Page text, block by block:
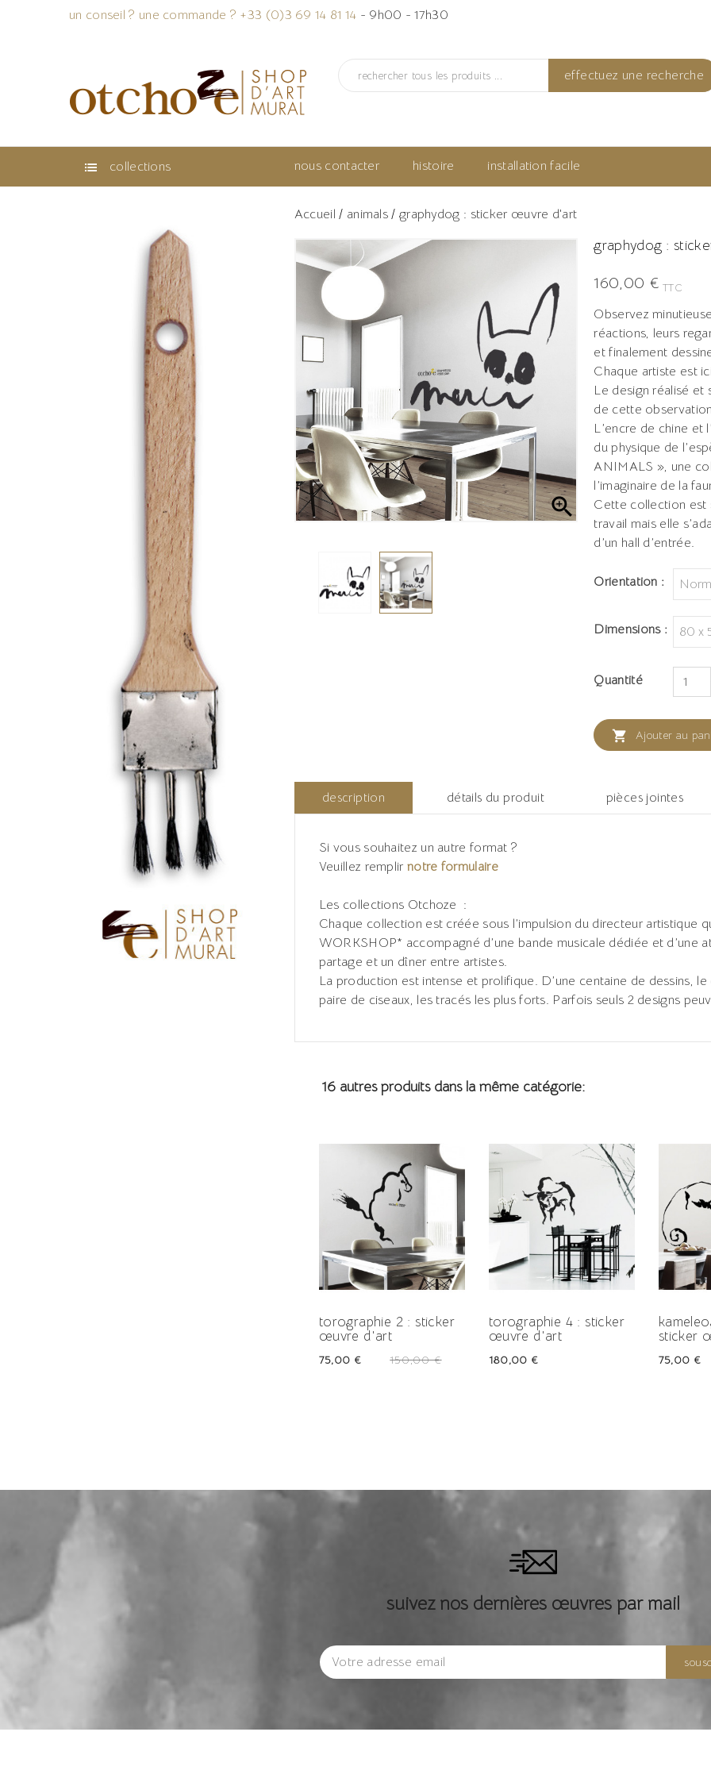
un conseil ? une commande ? +33 (0)3 69 14 81 14 - 9h00 - 17h30
effectuez une recherche
 collections nous contacter histoire installation facile
Accueil animals graphydog : sticker œuvre d'art

graphydog :
160,00 € TTC
Observez
réactions, leurs
et finalement
Chaque artiste est
Le design réalisé et
de cette
L’encre de chine et
du physique de
ANIMALS », une
l’imaginaire de la
Cette collection est
travail mais elle
d’un hall d’entrée.
Orientation :
Dimensions :
Quantité
 Ajouter au
description détails du produit pièces jointes
Si vous souhaitez un autre format ?
Veuillez remplir notre formulaire
Les collections Otchoze :
Chaque collection est créée sous l’impulsion du directeur artistique
WORKSHOP* accompagné d’une bande musicale dédiée et d’une
partage et un dîner entre artistes.
La production est intense et prolifique. D’une centaine de dessins,
paire de ciseaux, les tracés les plus forts. Parfois seuls 2 designs
16 autres produits dans la même catégorie:
-50%
torographie 2 : sticker
œuvre d'art
Prix
75,00 €
Prix
150,00 €
torographie 4 : sticker
œuvre d'art
Prix
180,00 €
sticker
Prix
75,00 €
suivez nos dernières œuvres par mail